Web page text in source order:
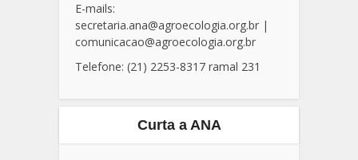
E-mails:
secretaria.ana@agroecologia.org.br |
comunicacao@agroecologia.org.br
Telefone: (21) 2253-8317 ramal 231
Curta a ANA